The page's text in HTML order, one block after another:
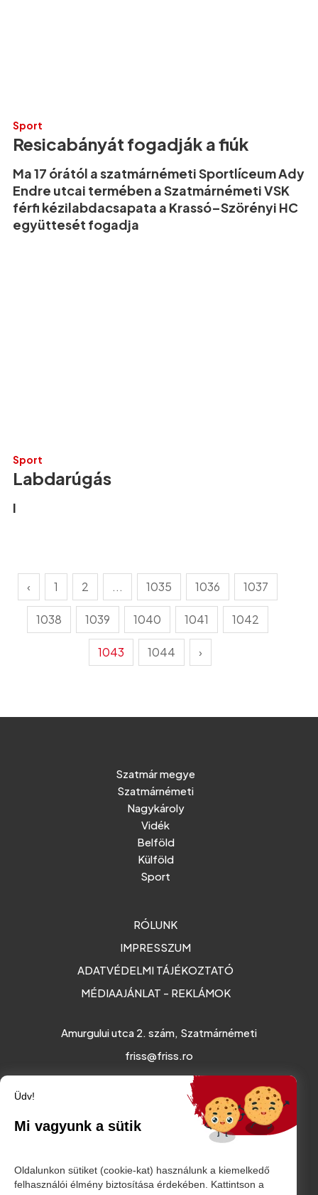
Sport
Resicabányát fogadják a fiúk
Ma 17 órától a szatmárnémeti Sportlíceum Ady
Endre utcai termében a Szatmárnémeti VSK
férfi kézilabdacsapata a Krassó–Szörényi HC
együttesét fogadja
Sport
Labdarúgás
I
‹ 1 2 ... 1035 1036 1037
1038 1039 1040 1041 1042
1043 1044 ›
Szatmár megye
Szatmárnémeti
Nagykároly
Vidék
Belföld
Külföld
Sport
RÓLUNK
IMPRESSZUM
ADATVÉDELMI TÁJÉKOZTATÓ
MÉDIAAJÁNLAT - REKLÁMOK
Amurgului utca 2. szám, Szatmárnémeti
friss@friss.ro
Üdv!
Mi vagyunk a sütik
Oldalunkon sütiket (cookie-kat) használunk a kiemelkedő
felhasználói élmény biztosítása érdekében. Kattintson a